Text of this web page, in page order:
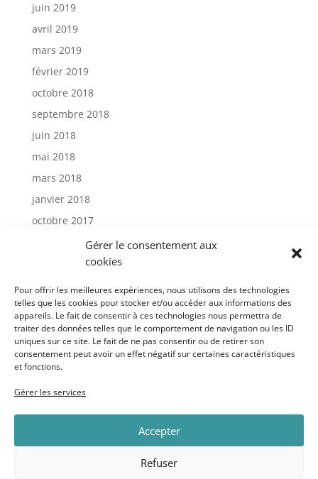
Gérer le consentement aux
cookies
Pour offrir les meilleures expériences, nous utilisons des technologies
telles que les cookies pour stocker et/ou accéder aux informations des
appareils. Le fait de consentir à ces technologies nous permettra de
traiter des données telles que le comportement de navigation ou les ID
uniques sur ce site. Le fait de ne pas consentir ou de retirer son
consentement peut avoir un effet négatif sur certaines caractéristiques
et fonctions.
Gérer les services
Accepter
Refuser
juin 2019
avril 2019
mars 2019
février 2019
octobre 2018
septembre 2018
juin 2018
mai 2018
mars 2018
janvier 2018
octobre 2017
janvier 2017
Catégories
Actu
Uncategorized
Méta
Connexion
Flux des commentaires